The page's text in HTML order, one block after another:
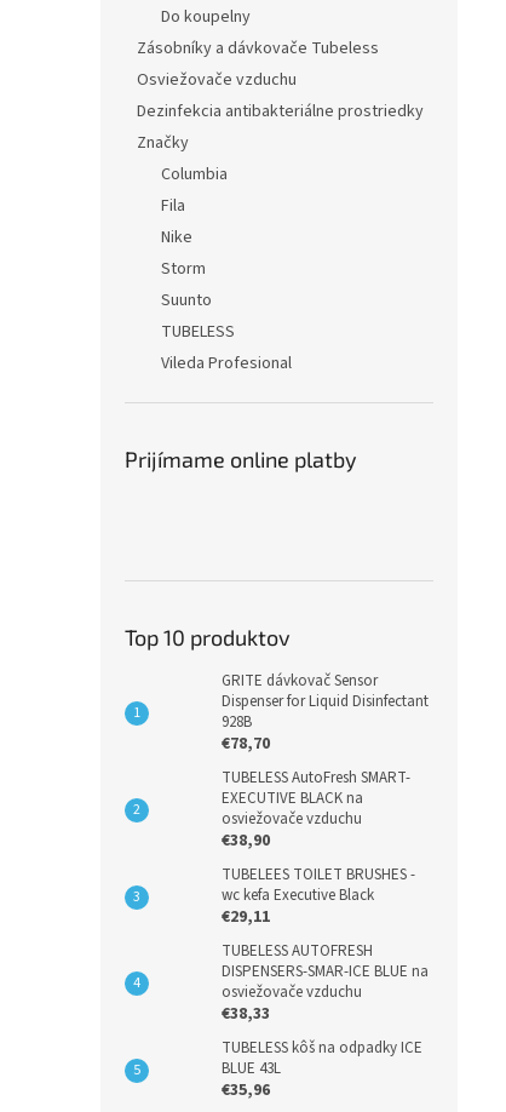
Do koupelny
Zásobníky a dávkovače Tubeless
Osviežovače vzduchu
Dezinfekcia antibakteriálne prostriedky
Značky
Columbia
Fila
Nike
Storm
Suunto
TUBELESS
Vileda Profesional
Prijímame online platby
Top 10 produktov
GRITE dávkovač Sensor
Dispenser for Liquid Disinfectant
928B
€78,70
TUBELESS AutoFresh SMART-
EXECUTIVE BLACK na
osviežovače vzduchu
€38,90
TUBELEES TOILET BRUSHES -
wc kefa Executive Black
€29,11
TUBELESS AUTOFRESH
DISPENSERS-SMAR-ICE BLUE na
osviežovače vzduchu
€38,33
TUBELESS kôš na odpadky ICE
BLUE 43L
€35,96